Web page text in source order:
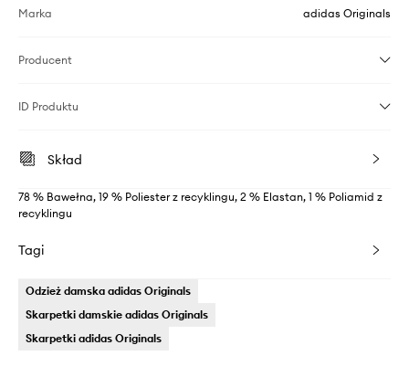
Marka adidas Originals
Producent
ID Produktu
Skład
78 % Bawełna, 19 % Poliester z recyklingu, 2 % Elastan, 1 % Poliamid z
recyklingu
Tagi
Odzież damska adidas Originals
Skarpetki damskie adidas Originals
Skarpetki adidas Originals